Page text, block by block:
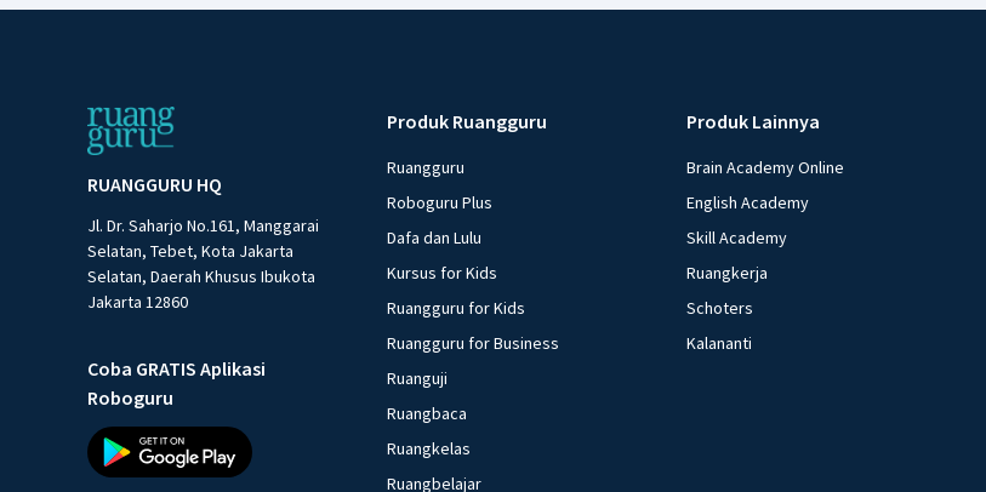
RUANGGURU HQ
Jl. Dr. Saharjo No.161, Manggarai
Selatan, Tebet, Kota Jakarta
Selatan, Daerah Khusus Ibukota
Jakarta 12860
Coba GRATIS Aplikasi
Roboguru
Produk Ruangguru
Ruangguru
Roboguru Plus
Dafa dan Lulu
Kursus for Kids
Ruangguru for Kids
Ruangguru for Business
Ruanguji
Ruangbaca
Ruangkelas
Ruangbelajar
Produk Lainnya
Brain Academy Online
English Academy
Skill Academy
Ruangkerja
Schoters
Kalananti